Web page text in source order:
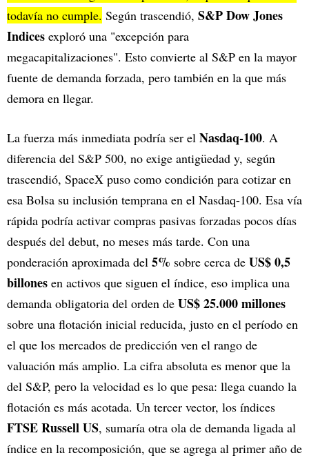
todavía no cumple. Según trascendió, S&P Dow Jones
Indices exploró una "excepción para
megacapitalizaciones". Esto convierte al S&P en la mayor
fuente de demanda forzada, pero también en la que más
demora en llegar.
La fuerza más inmediata podría ser el Nasdaq-100. A
diferencia del S&P 500, no exige antigüedad y, según
trascendió, SpaceX puso como condición para cotizar en
esa Bolsa su inclusión temprana en el Nasdaq-100. Esa vía
rápida podría activar compras pasivas forzadas pocos días
después del debut, no meses más tarde. Con una
ponderación aproximada del 5% sobre cerca de US$ 0,5
billones en activos que siguen el índice, eso implica una
demanda obligatoria del orden de US$ 25.000 millones
sobre una flotación inicial reducida, justo en el período en
el que los mercados de predicción ven el rango de
valuación más amplio. La cifra absoluta es menor que la
del S&P, pero la velocidad es lo que pesa: llega cuando la
flotación es más acotada. Un tercer vector, los índices
FTSE Russell US, sumaría otra ola de demanda ligada al
índice en la recomposición, que se agrega al primer año de